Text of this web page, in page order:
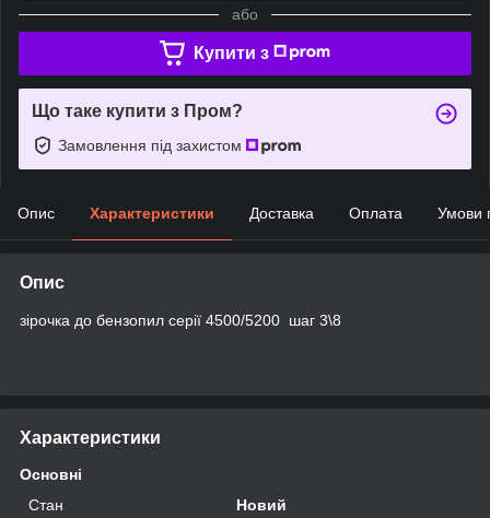
або
Купити з
Що таке купити з Пром?
Замовлення під захистом
Опис Характеристики Доставка Оплата Умови
Опис
зірочка до бензопил серії 4500/5200 шаг 3\8
Характеристики
Основні
Стан
Новий